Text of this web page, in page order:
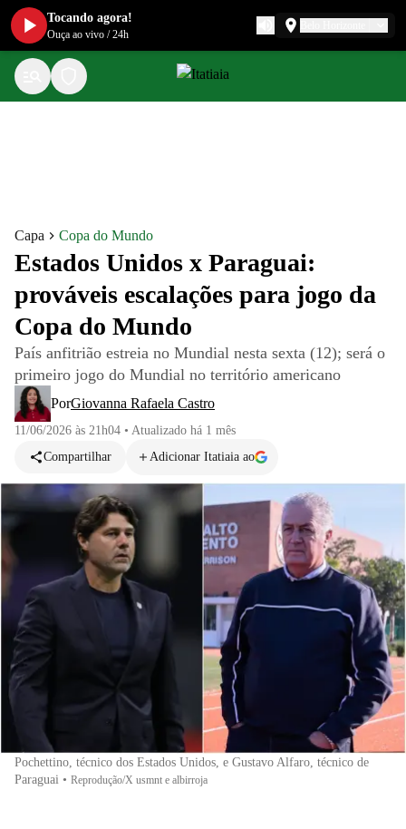
Capa Copa do Mundo
Estados Unidos x Paraguai:
prováveis escalações para jogo da
Copa do Mundo
País anfitrião estreia no Mundial nesta sexta (12); será o
primeiro jogo do Mundial no território americano
PorGiovanna Rafaela Castro
11/06/2026 às 21h04 • Atualizado há 1 mês
Compartilhar
Adicionar Itatiaia ao
Pochettino, técnico dos Estados Unidos, e Gustavo Alfaro, técnico de
Paraguai • Reprodução/X usmnt e albirroja
Tocando agora!
Ouça ao vivo /24h